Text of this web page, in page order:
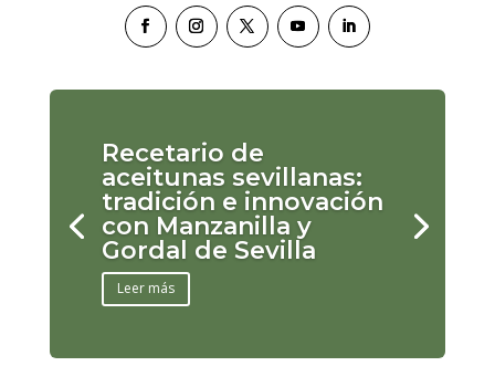
Recetario de
aceitunas sevillanas:
tradición e innovación
con Manzanilla y
Gordal de Sevilla
Leer más